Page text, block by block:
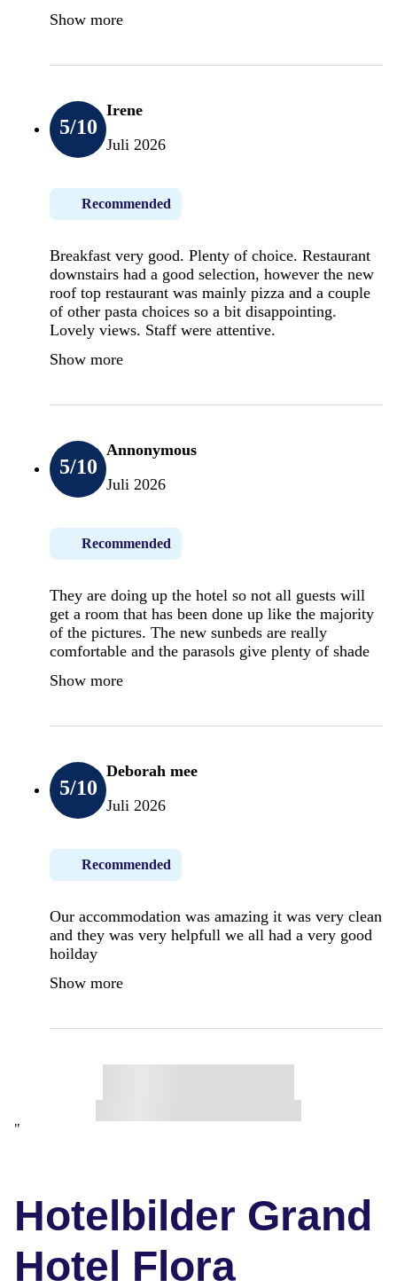
Show more
5/10
Irene
Juli 2026
Recommended
Breakfast very good. Plenty of choice. Restaurant
downstairs had a good selection, however the new
roof top restaurant was mainly pizza and a couple
of other pasta choices so a bit disappointing.
Lovely views. Staff were attentive.
Show more
5/10
Annonymous
Juli 2026
Recommended
They are doing up the hotel so not all guests will
get a room that has been done up like the majority
of the pictures. The new sunbeds are really
comfortable and the parasols give plenty of shade
Show more
5/10
Deborah mee
Juli 2026
Recommended
Our accommodation was amazing it was very clean
and they was very helpfull we all had a very good
hoilday
Show more
"
Hotelbilder Grand
Hotel Flora